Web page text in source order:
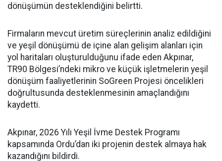
dönüşümün desteklendiğini belirtti.
Firmaların mevcut üretim süreçlerinin analiz edildiğini
ve yeşil dönüşümü de içine alan gelişim alanları için
yol haritaları oluşturulduğunu ifade eden Akpınar,
TR90 Bölgesi’ndeki mikro ve küçük işletmelerin yeşil
dönüşüm faaliyetlerinin SoGreen Projesi öncelikleri
doğrultusunda desteklenmesinin amaçlandığını
kaydetti.
Akpınar, 2026 Yılı Yeşil İvme Destek Programı
kapsamında Ordu’dan iki projenin destek almaya hak
kazandığını bildirdi.